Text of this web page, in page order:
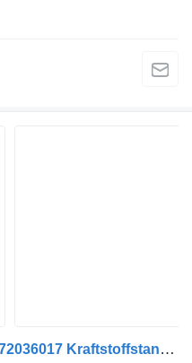
MAN TGS 35.480 (01.07-) 81272036017 Kraftstoffstandsensor für MAN TGL, TGM, TGS, TGX (2005-2021) Sattelzugmaschine